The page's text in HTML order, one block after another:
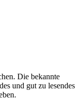
Die bekannte
und gut zu lesendes